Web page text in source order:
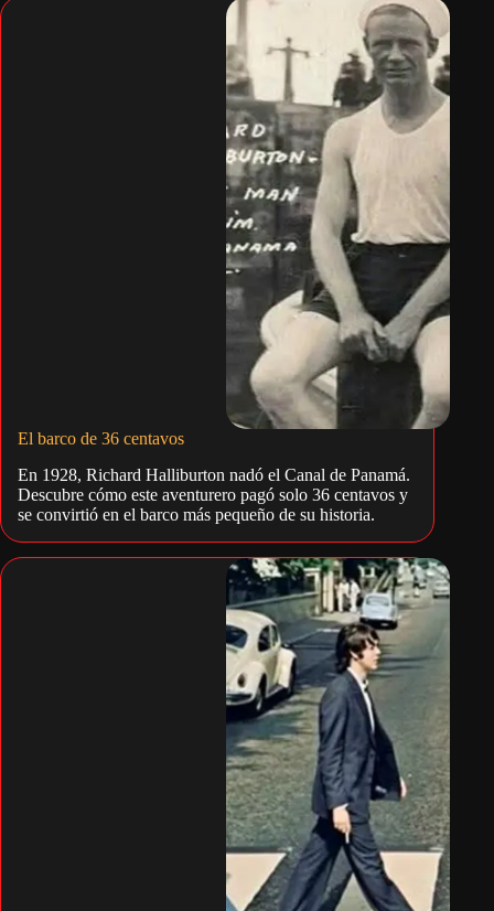
El barco de 36 centavos
En 1928, Richard Halliburton nadó el Canal de Panamá.
Descubre cómo este aventurero pagó solo 36 centavos y
se convirtió en el barco más pequeño de su historia.